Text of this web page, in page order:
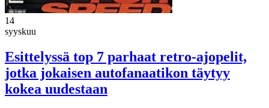
14
syyskuu
Esittelyssä top 7 parhaat retro-ajopelit,
jotka jokaisen autofanaatikon täytyy
kokea uudestaan